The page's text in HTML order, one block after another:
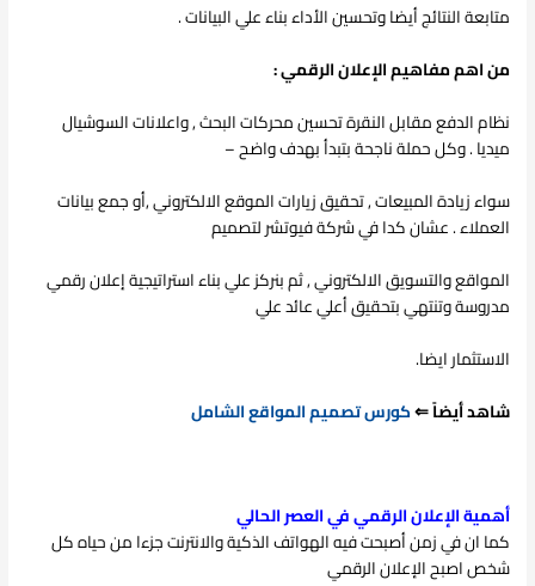
متابعة النتائج أيضا وتحسين الأداء بناء علي البيانات .
من اهم مفاهيم الإعلان الرقمي :
نظام الدفع مقابل النقرة تحسين محركات البحث , واعلانات السوشيال
ميديا . وكل حملة ناجحة بتبدأ بهدف واضح –
سواء زيادة المبيعات , تحقيق زيارات الموقع الالكتروني ,أو جمع بيانات
العملاء . عشان كدا في شركة فيوتشر لتصميم
المواقع والتسويق الالكتروني , ثم بنركز علي بناء استراتيجية إعلان رقمي
مدروسة وتنتهي بتحقيق أعلي عائد علي
الاستثمار ايضا.
شاهد أيضاً ⇐كورس تصميم المواقع الشامل
أهمية الإعلان الرقمي في العصر الحالي
كما ان في زمن أصبحت فيه الهواتف الذكية والانترنت جزءا من حياه كل
شخص اصبح الإعلان الرقمي